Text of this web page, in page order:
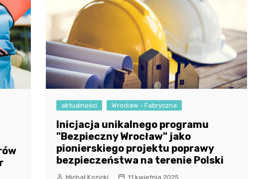
aktualności Wrocław - Fabryczna
Inicjacja unikalnego programu
"Bezpieczny Wrocław" jako
pionierskiego projektu poprawy
bezpieczeństwa na terenie Polski
Michał Kozicki 11 kwietnia 2025